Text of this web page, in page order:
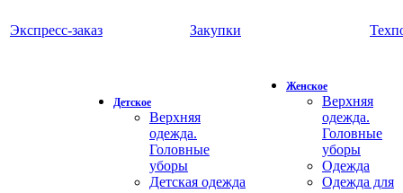
Экспресс-заказ Закупки
Детское
Верхняя
одежда.
Головные
уборы
Детская одежда
Женское
Верхняя
одежда.
Головные
уборы
Одежда
Одежда для